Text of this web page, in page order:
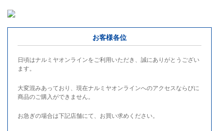
お客様各位
日頃はナルミヤオンラインをご利用いただき、誠にありがとうござい
ます。
大変混みあっており、現在ナルミヤオンラインへのアクセスならびに
商品のご購入ができません。
お急ぎの場合は下記店舗にて、お買い求めください。